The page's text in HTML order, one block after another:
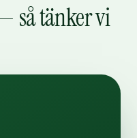
så tänker vi